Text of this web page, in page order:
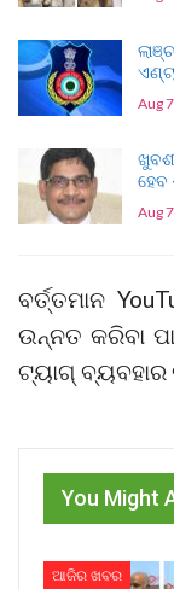
Aug
ହେବ
Aug
ବର୍ତ୍ତମାନ
ଉନ୍ନତ କରିବା
ଟ୍ୟାଗ୍ ବ୍ୟବହାର
You Might
ଆଜିର ଖବର